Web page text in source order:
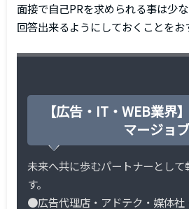
面接で自己PRを求められる事は少
回答出来るようにしておくことをお
【広告・IT・WEB業界
マージョ
未来へ共に歩むパートナーとして
す。
●広告代理店・アドテク・媒体社